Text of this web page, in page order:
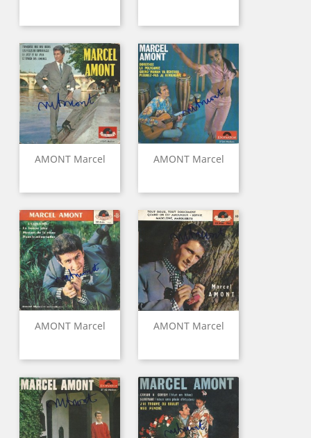
AMONT Marcel AMONT Marcel
AMONT Marcel AMONT Marcel